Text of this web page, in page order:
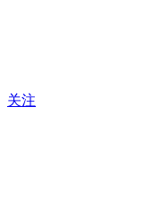
关注